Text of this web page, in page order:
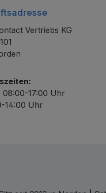
Vertriebs KG
08:00-17:00 Uhr
14:00 Uhr